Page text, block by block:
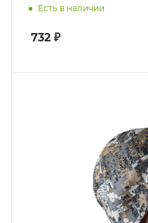
Есть в наличии
732 ₽